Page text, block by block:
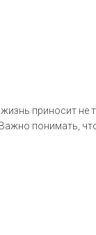
приносит
понимать,